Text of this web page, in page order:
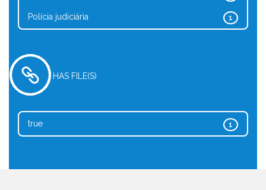
1
Polícia judiciária
HAS FILE(S)
1
true